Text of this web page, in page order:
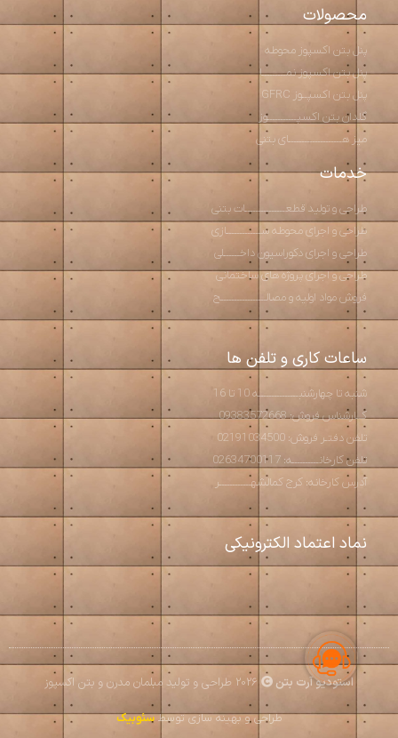
محصولات
پنل بتن اکسپوز محوطه
پنل بتن اکسپوز نمـــــــــا
پنل بتن اکسپــوز GFRC
گلدان بتن اکسپـــــــــــوز
میز هــــــــــــــــــــای بتنی
خدمات
طراحی و تولید قطعـــــــــــــــات بتنی
طراحی و اجرای محوطه ســـــــــــــازی
طراحی و اجرای دکوراسیون داخــــــلی
طراحی و اجرای پروژه های ساختمانی
فروش مواد اولیه و مصالـــــــــــــــــح
ساعات کاری و تلفن ها
شنبه تا چهارشنبـــــــــــــــه 10 تا 16
کــارشناس فروش: 09383572668
تلفن دفتـر فروش: 02191034500
تلفن کارخانــــــــــه: 02634700117
آدرس کارخانه: کرج کمالشهــــــــــــر
نماد اعتماد الکترونیکی
استودیو آرت بتن
طراحی و بهینه سازی توسطسئوبیک